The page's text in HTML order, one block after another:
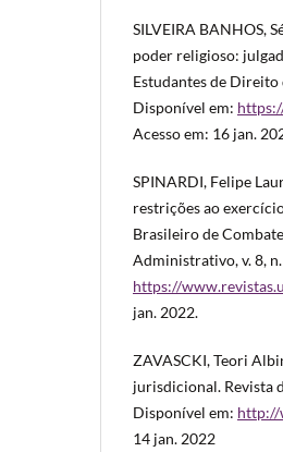
SILVEIRA BANHOS,
poder religioso:
Estudantes de Direito
Disponível em:
Acesso em: 16 jan.
SPINARDI, Felipe
restrições ao
Brasileiro de
Administrativo, v. 8,
https://
jan. 2022.
ZAVASCKI, Teori
jurisdicional. Revista
Disponível em: http://
14 jan. 2022